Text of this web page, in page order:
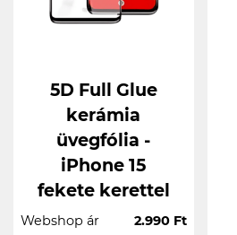
5D Full Glue
kerámia
üvegfólia -
iPhone 15
fekete kerettel
Webshop ár 2.990 Ft